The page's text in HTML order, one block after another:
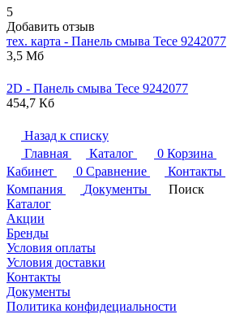
5
Добавить отзыв
тех. карта - Панель смыва Tece 9242077
3,5 Мб
2D - Панель смыва Tece 9242077
454,7 Кб
Назад к списку
Главная
Каталог 0 Корзина
Кабинет
0 Сравнение Контакты
Компания
Документы
Поиск
Каталог
Акции
Бренды
Условия оплаты
Условия доставки
Контакты
Документы
Политика конфидециальности